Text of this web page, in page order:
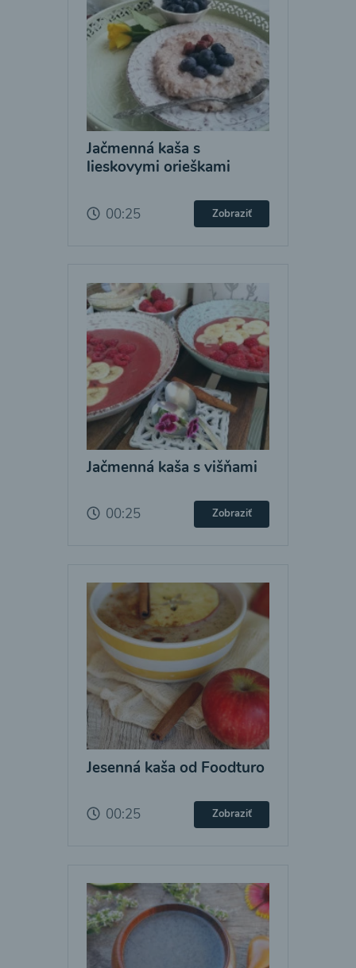
Jačmenná kaša s
lieskovymi orieškami
00:25 Zobraziť
Jačmenná kaša s višňami
00:25 Zobraziť
Jesenná kaša od Foodturo
00:25 Zobraziť